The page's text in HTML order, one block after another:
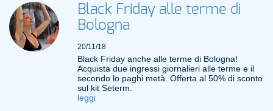
Black Friday alle terme di
Bologna
20/11/18
Black Friday anche alle terme di Bologna!
Acquista due ingressi giornalieri alle terme e il
secondo lo paghi metà. Offerta al 50% di sconto
sul kit Seterm.
leggi